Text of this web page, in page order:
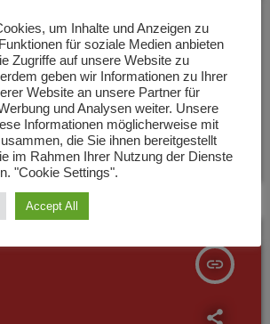
Schneiderstraße in
im Landauer Stadtdorf Queichheim muss
vier Wochen gesperrt werden. Darüber
Landau und begründet die Sperrung mit
Fahrbahndecke. Außerdem gibt es
darunter das Anlegen fünf neuer
162
insert_link
um Inhalte und Anzeigen zu
für soziale Medien anbieten
Zugriffe auf unsere Website zu
geben wir Informationen zu Ihrer
Website an unsere Partner für
und Analysen weiter. Unsere
Informationen möglicherweise mit
die Sie ihnen bereitgestellt
im Rahmen Ihrer Nutzung der Dienste
"Cookie Settings".
Accept All